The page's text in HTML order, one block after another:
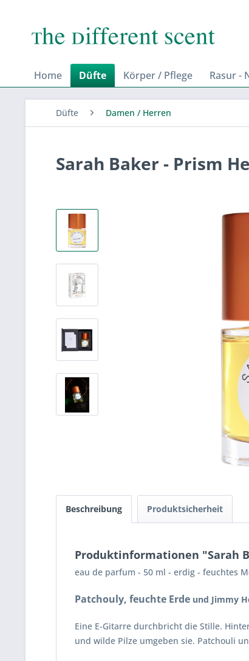
Home Düfte Körper / Pflege Rasur -
Düfte Damen / Herren
Sarah Baker - Prism
Beschreibung Produktsicherheit
Produktinformationen "Sarah
eau de parfum - 50 ml - erdig - feuchtes
Patchouly, feuchte Erde und Jimmy
Eine E-Gitarre durchbricht die Stille.
und wilde Pilze umgeben sie. Patchouli